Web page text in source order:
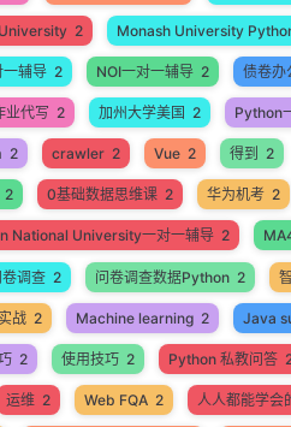
2 Monash University
一辅导 2 NOI一对一辅导 2 债卷办
业代写 2 加州大学美国 2 Python
2 crawler 2 Vue 2 得到 2
2 0基础数据思维课 2 华为机考 2
National University一对一辅导 2
调查 2 问卷调查数据Python 2
战 2 Machine learning 2 Java
2 使用技巧 2 Python 私教问答
运维 2 Web FQA 2 人人都能学会